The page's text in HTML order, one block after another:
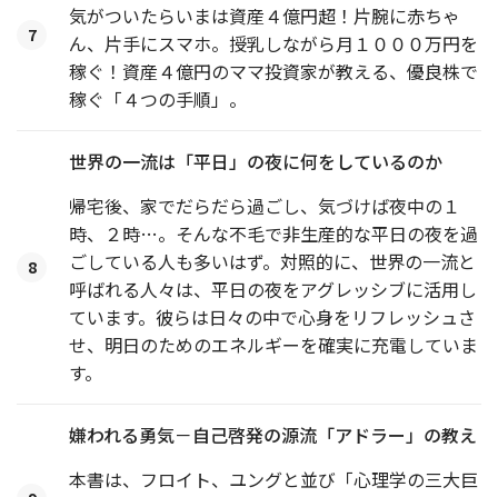
7
気がついたらいまは資産４億円超！片腕に赤ちゃ
ん、片手にスマホ。授乳しながら月１０００万円を
稼ぐ！資産４億円のママ投資家が教える、優良株で
稼ぐ「４つの手順」。
8
世界の一流は「平日」の夜に何をしているのか
帰宅後、家でだらだら過ごし、気づけば夜中の１
時、２時…。そんな不毛で非生産的な平日の夜を過
ごしている人も多いはず。対照的に、世界の一流と
呼ばれる人々は、平日の夜をアグレッシブに活用し
ています。彼らは日々の中で心身をリフレッシュさ
せ、明日のためのエネルギーを確実に充電していま
す。
嫌われる勇気－自己啓発の源流「アドラー」の教え
本書は、フロイト、ユングと並び「心理学の三大巨